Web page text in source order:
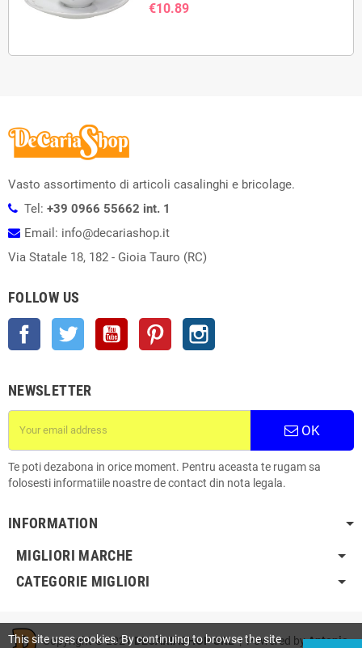
€10.89
Vasto assortimento di articoli casalinghi e bricolage.
Tel: +39 0966 55662 int. 1
Email: info@decariashop.it
Via Statale 18, 182 - Gioia Tauro (RC)
FOLLOW US
Facebook Twitter YouTube Pinterest
NEWSLETTER
OK
Te poti dezabona in orice moment. Pentru aceasta te rugam sa
folosesti informatiile noastre de contact din nota legala.
INFORMATION
MIGLIORI MARCHE
CATEGORIE MIGLIORI
Copyright © 2021DECARIASHOP SRL| Powered byAntonio
This site uses cookies. By continuing to browse the site